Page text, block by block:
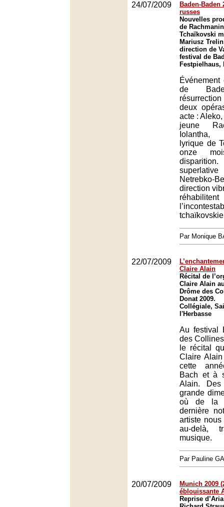
24/07/2009
Baden-Baden
russes
Nouvelles
de
Tchaïkovski
Mariusz
direction de
festival de
Festpielhaus,
Événement
de
deux
acte :
jeune
Iolantha,
lyrique de
onze
disparition.
direction
Par Monique
22/07/2009
Claire Alain
Récital de
Claire Alain
Drôme des
Donat 2009.
Collégiale,
l'Herbasse
Au festival
des
le récital
Claire
cette
Bach et à
Alain.
grande
où de la
dernière
artiste
au-delà,
musique.
Par Pauline
20/07/2009
Munich 2009
éblouissante
Reprise